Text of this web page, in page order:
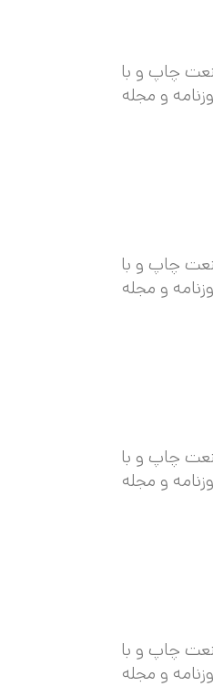
چاپ و با
و مجله
چاپ و با
و مجله
چاپ و با
و مجله
چاپ و با
و مجله